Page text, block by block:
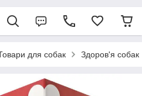
для собак Здоров'я собак